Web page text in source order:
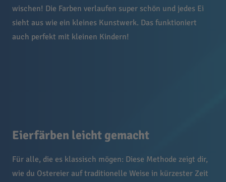
wischen! Die Farben verlaufen super schön und jedes Ei
sieht aus wie ein kleines Kunstwerk. Das funktioniert
auch perfekt mit kleinen Kindern!
Eierfärben leicht gemacht
Für alle, die es klassisch mögen: Diese Methode zeigt dir,
wie du Ostereier auf traditionelle Weise in kürzester Zeit